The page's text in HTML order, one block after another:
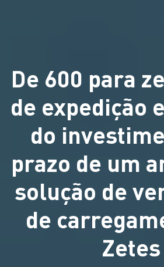
De 600 para
de expedição
do
prazo de um
solução de
de
Zetes